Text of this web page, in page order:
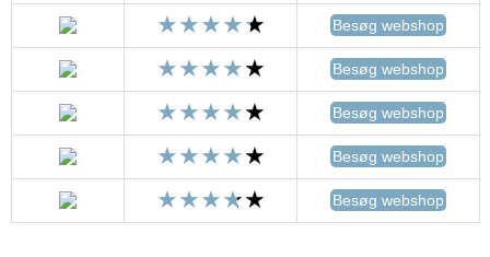
Besøg webshop
Besøg webshop
Besøg webshop
Besøg webshop
Besøg webshop